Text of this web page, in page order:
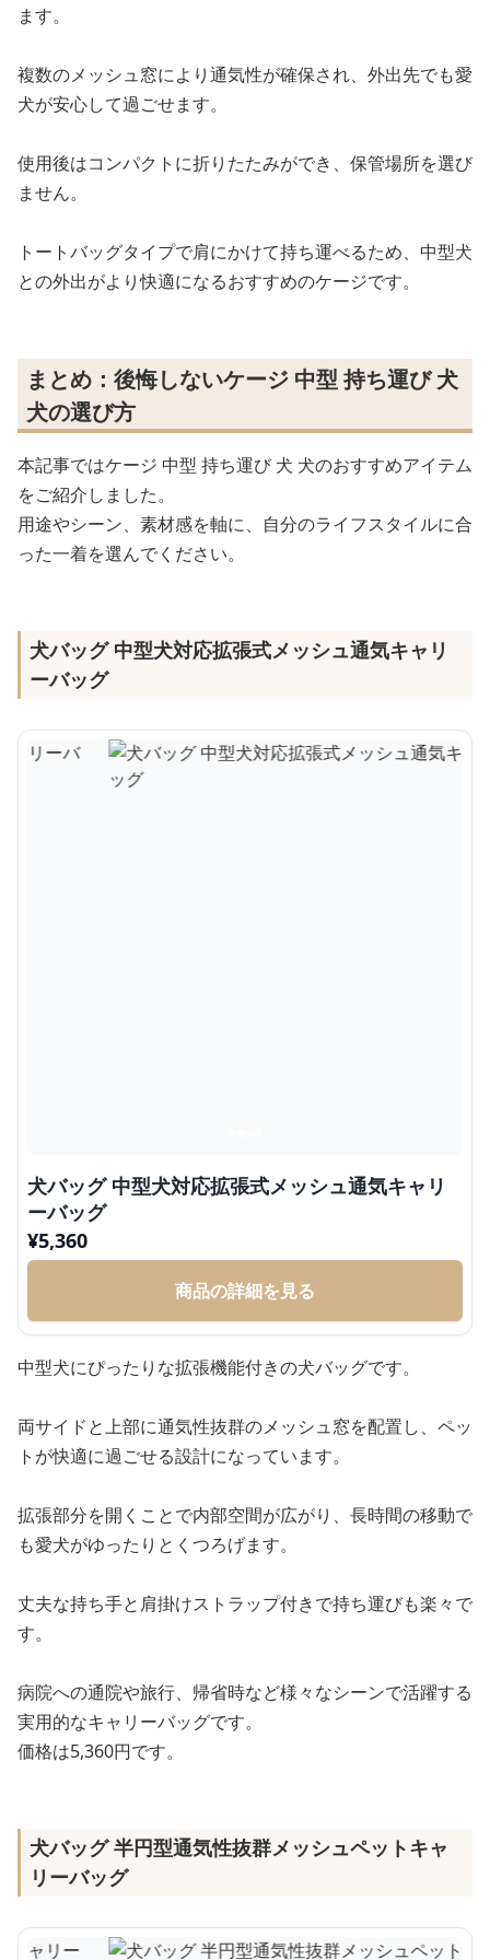
ます。
複数のメッシュ窓により通気性が確保され、外出先でも愛
犬が安心して過ごせます。
使用後はコンパクトに折りたたみができ、保管場所を選び
ません。
トートバッグタイプで肩にかけて持ち運べるため、中型犬
との外出がより快適になるおすすめのケージです。
まとめ：後悔しないケージ 中型 持ち運び 犬
犬の選び方
本記事ではケージ 中型 持ち運び 犬 犬のおすすめアイテム
をご紹介しました。
用途やシーン、素材感を軸に、自分のライフスタイルに合
った一着を選んでください。
犬バッグ 中型犬対応拡張式メッシュ通気キャリ
ーバッグ
犬バッグ 中型犬対応拡張式メッシュ通気キャリ
ーバッグ
¥5,360
商品の詳細を見る
中型犬にぴったりな拡張機能付きの犬バッグです。
両サイドと上部に通気性抜群のメッシュ窓を配置し、ペッ
トが快適に過ごせる設計になっています。
拡張部分を開くことで内部空間が広がり、長時間の移動で
も愛犬がゆったりとくつろげます。
丈夫な持ち手と肩掛けストラップ付きで持ち運びも楽々で
す。
病院への通院や旅行、帰省時など様々なシーンで活躍する
実用的なキャリーバッグです。
価格は5,360円です。
犬バッグ 半円型通気性抜群メッシュペットキャ
リーバッグ